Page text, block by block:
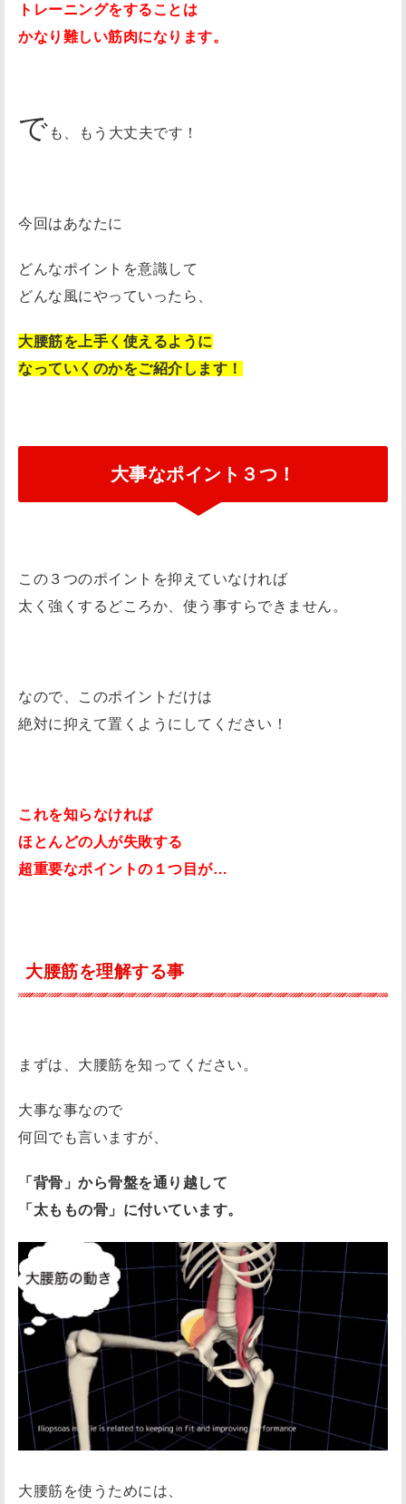
レ
ン
チ
↓
股
節
か
練
ー
ド
っ
た
次
の
記
トレーニングをすることは
かなり難しい筋肉になります。
で も、もう大丈夫です！
今回はあなたに
どんなポイントを意識して
どんな風にやっていったら、
大腰筋を上手く使えるように
なっていくのかをご紹介します！
大事なポイント３つ！
この３つのポイントを抑えていなければ
太く強くするどころか、使う事すらできません。
なので、このポイントだけは
絶対に抑えて置くようにしてください！
これを知らなければ
ほとんどの人が失敗する
超重要なポイントの１つ目が…
大腰筋を理解する事
まずは、大腰筋を知ってください。
大事な事なので
何回でも言いますが、
「背骨」から骨盤を通り越して
「太ももの骨」に付いています。
大腰筋を使うためには、